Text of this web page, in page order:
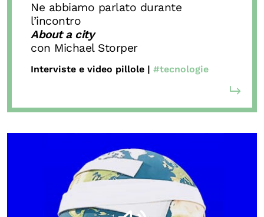
Ne abbiamo parlato durante
l’incontro
About a city
con Michael Storper
Interviste e video pillole | #tecnologie